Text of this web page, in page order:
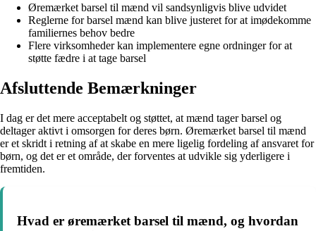
Øremærket barsel til mænd vil sandsynligvis blive udvidet
Reglerne for barsel mænd kan blive justeret for at imødekomme
familiernes behov bedre
Flere virksomheder kan implementere egne ordninger for at
støtte fædre i at tage barsel
Afsluttende Bemærkninger
I dag er det mere acceptabelt og støttet, at mænd tager barsel og
deltager aktivt i omsorgen for deres børn. Øremærket barsel til mænd
er et skridt i retning af at skabe en mere ligelig fordeling af ansvaret for
børn, og det er et område, der forventes at udvikle sig yderligere i
fremtiden.
Hvad er øremærket barsel til mænd, og hvordan